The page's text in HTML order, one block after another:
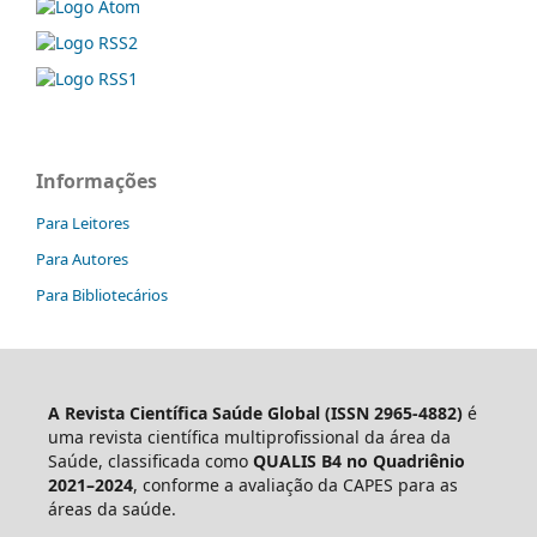
Informações
Para Leitores
Para Autores
Para Bibliotecários
A Revista Científica Saúde Global (ISSN 2965-4882)é
uma revista científica multiprofissional da área da
Saúde, classificada como QUALIS B4 no Quadriênio
2021–2024, conforme a avaliação da CAPES para as
áreas da saúde.